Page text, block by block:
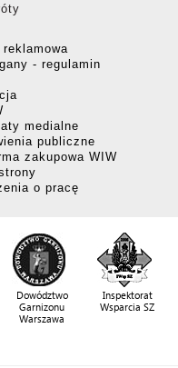
- regulamin
medialne
publiczne
zakupowa WIW
o pracę
Dowództwo
Garnizonu
Warszawa
Inspektorat
Wsparcia SZ